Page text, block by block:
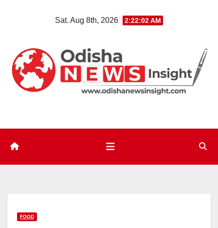
Sat. Aug 8th, 2026 2:22:03 AM
FOOD